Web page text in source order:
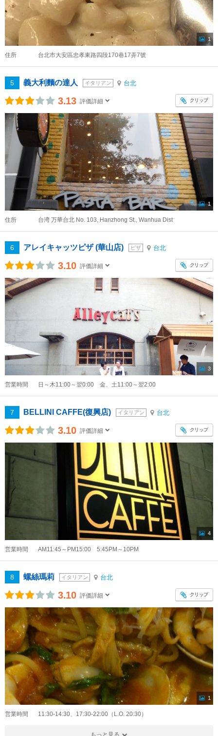
1
住所 台北市大安區忠孝東路四段170巷17弄7號
5 義大利麵の達人 イタリアン 台北
3.13 評価詳細 クリップ
1
住所 台湾 万華台北 No. 103, Hanzhong St., Wanhua Dist
6 アレイキャッツピザ (華山店) ピザ 台北
3.10 評価詳細 クリップ
3
営業時間 日～木11:00～翌0:00 金、土11:00～翌2:00
7 BELLINI CAFFE(復興店) イタリアン 台北
3.10 評価詳細 クリップ
4
営業時間 AM11:45～PM15:00 5:45PM～10PM
8 螺絲瑪莉 イタリアン 台北
3.10 評価詳細 クリップ
1
営業時間 11:30-14:30、17:30-22:00（L.O. 20:30）
もっと見る